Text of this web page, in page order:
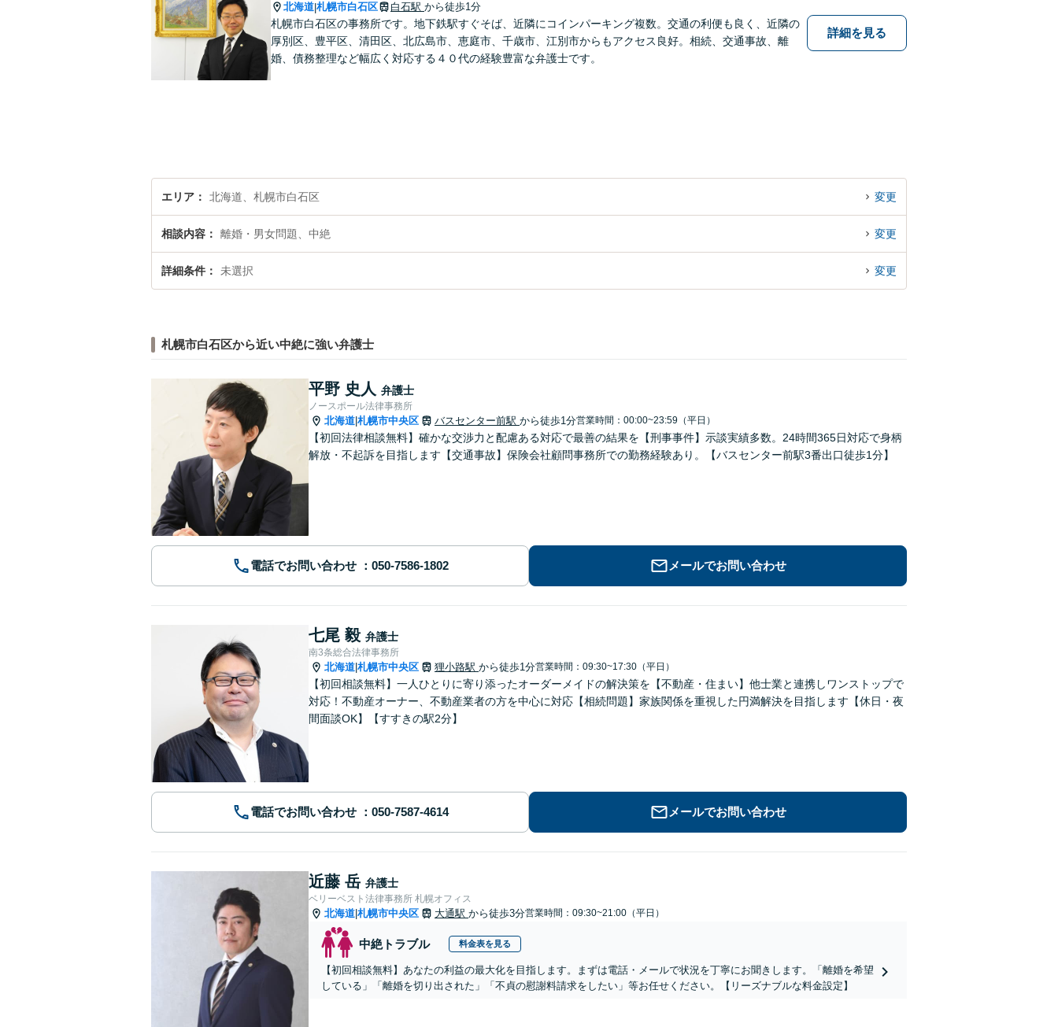
北海道|札幌市白石区 白石駅 から徒歩1分
札幌市白石区の事務所です。地下鉄駅すぐそば、近隣にコインパーキング複数。交通の利便も良く、近隣の
厚別区、豊平区、清田区、北広島市、恵庭市、千歳市、江別市からもアクセス良好。相続、交通事故、離
婚、債務整理など幅広く対応する４０代の経験豊富な弁護士です。
詳細を見る
エリア 北海道、札幌市白石区 変更
相談内容 離婚・男女問題、中絶 変更
詳細条件 未選択 変更
札幌市白石区から近い中絶に強い弁護士
平野 史人 弁護士
ノースポール法律事務所
北海道 札幌市中央区 バスセンター前駅 から徒歩1分営業時間：00:00~23:59（平日）
【初回法律相談無料】確かな交渉力と配慮ある対応で最善の結果を【刑事事件】示談実績多数。24時間365日対応で身柄
解放・不起訴を目指します【交通事故】保険会社顧問事務所での勤務経験あり。【バスセンター前駅3番出口徒歩1分】
電話でお問い合わせ メールでお問い合わせ
七尾 毅 弁護士
南3条総合法律事務所
北海道 札幌市中央区 狸小路駅 から徒歩1分営業時間：09:30~17:30（平日）
【初回相談無料】一人ひとりに寄り添ったオーダーメイドの解決策を【不動産・住まい】他士業と連携しワンストップで
対応！不動産オーナー、不動産業者の方を中心に対応【相続問題】家族関係を重視した円満解決を目指します【休日・夜
間面談OK】【すすきの駅2分】
電話でお問い合わせ メールでお問い合わせ
近藤 岳 弁護士
ベリーベスト法律事務所 札幌オフィス
北海道 札幌市中央区 大通駅 から徒歩3分営業時間：09:30~21:00（平日）
中絶トラブル 料金表を見る
【初回相談無料】あなたの利益の最大化を目指します。まずは電話・メールで状況を丁寧にお聞きします。「離婚を希望
している」「離婚を切り出された」「不貞の慰謝料請求をしたい」等お任せください。【リーズナブルな料金設定】